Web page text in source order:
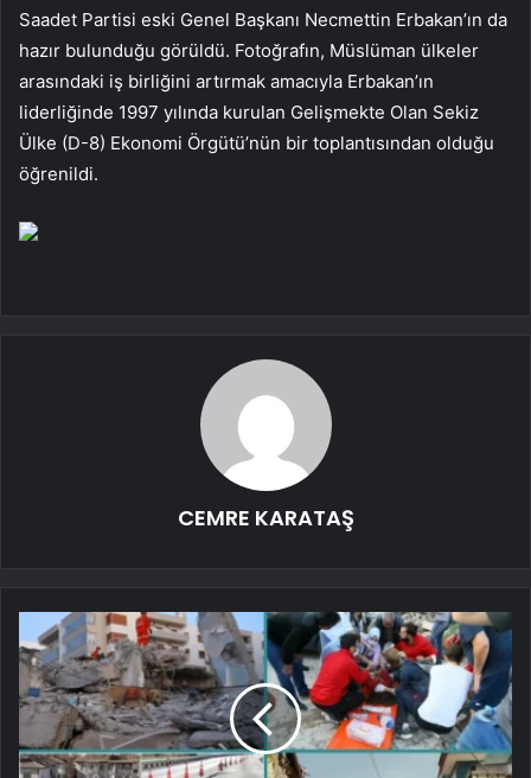
Saadet Partisi eski Genel Başkanı Necmettin Erbakan’ın da
hazır bulunduğu görüldü. Fotoğrafın, Müslüman ülkeler
arasındaki iş birliğini artırmak amacıyla Erbakan’ın
liderliğinde 1997 yılında kurulan Gelişmekte Olan Sekiz
Ülke (D-8) Ekonomi Örgütü’nün bir toplantısından olduğu
öğrenildi.
CEMRE KARATAŞ